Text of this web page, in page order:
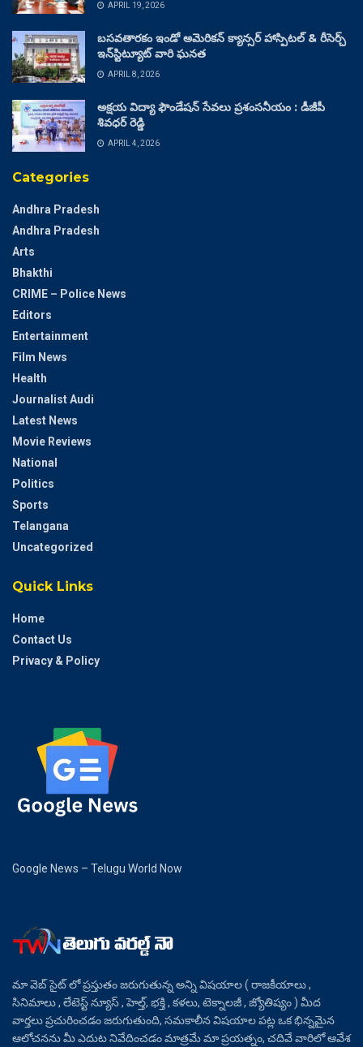
APRIL 19, 2026
బసవతారకం ఇండో అమెరికన్ క్యాన్సర్ హాస్పిటల్ & రీసెర్చ్
ఇన్‌స్టిట్యూట్ వారి ఘనత
APRIL 8, 2026
అక్షయ విద్యా ఫౌండేషన్ సేవలు ప్రశంసనీయం : డీజీపీ
శివధర్ రెడ్డి
APRIL 4, 2026
Categories
Andhra Pradesh
Andhra Pradesh
Arts
Bhakthi
CRIME – Police News
Editors
Entertainment
Film News
Health
Journalist Audi
Latest News
Movie Reviews
National
Politics
Sports
Telangana
Uncategorized
Quick Links
Home
Contact Us
Privacy & Policy
Google News – Telugu World Now
మా వెబ్ సైట్ లో ప్రస్తుతం జరుగుతున్న అన్ని విషయాల ( రాజకీయాలు ,
సినిమాలు , లేటెస్ట్ న్యూస్ , హెల్త్, భక్తి , కళలు, టెక్నాలజీ , జ్యోతిష్యం ) మీద
వార్తలు ప్రచురించడం జరుగుతుంది, సమకాలీన విషయాల పట్ల ఒక భిన్నమైన
ఆలోచనను మీ ఎదుట నివేదించడం మాత్రమే మా ప్రయత్నం, చదివే వారిలో ఆవేశ